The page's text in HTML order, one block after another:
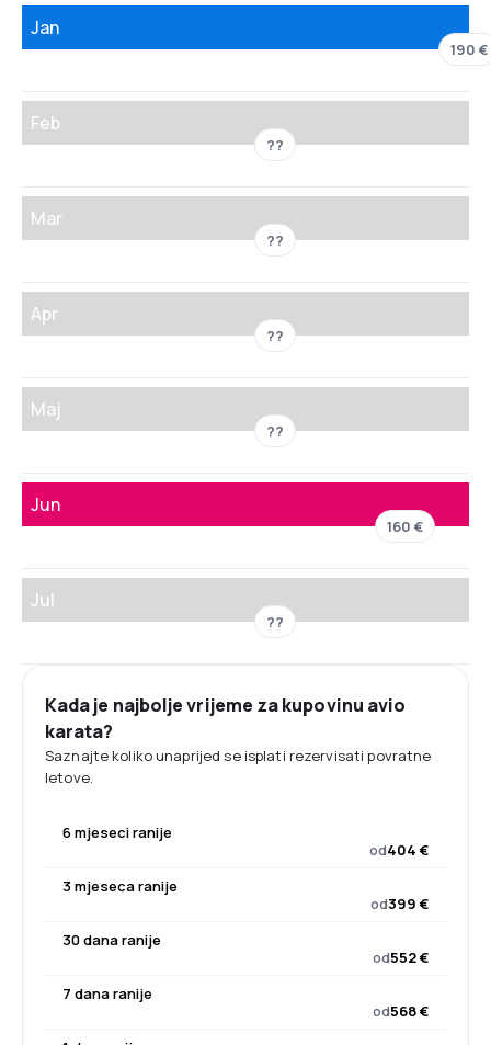
Jan
190 €
Feb
??
Mar
??
Apr
??
Maj
??
Jun
160 €
Jul
??
Kada je najbolje vrijeme za kupovinu avio
karata?
Saznajte koliko unaprijed se isplati rezervisati povratne
letove.
6 mjeseci ranije
od404 €
3 mjeseca ranije
od399 €
30 dana ranije
od552 €
7 dana ranije
od568 €